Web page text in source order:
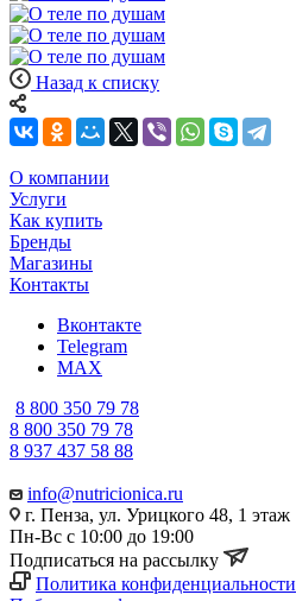
Назад к списку
О компании
Услуги
Как купить
Бренды
Магазины
Контакты
Вконтакте
Telegram
MAX
8 800 350 79 78
8 800 350 79 78
8 937 437 58 88
info@nutricionica.ru
г. Пенза, ул. Урицкого 48, 1 этаж
Пн-Вс с 10:00 до 19:00
Подписаться на рассылку
Политика конфиденциальности